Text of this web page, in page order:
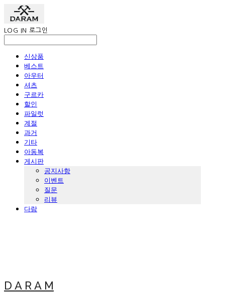
LOG IN 로그인
신상품
베스트
아우터
셔츠
구르카
할인
파일럿
계절
과거
기타
아동복
게시판
공지사항
이벤트
질문
리뷰
다람
D A R A M